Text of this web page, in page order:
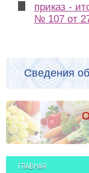
приказ -
№ 107 от
Сведения
ГЛАВНАЯ